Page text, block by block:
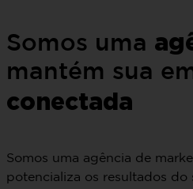
EU
Somos uma
mantém sua
conectada
Somos uma agência de
potencializa os resultados do